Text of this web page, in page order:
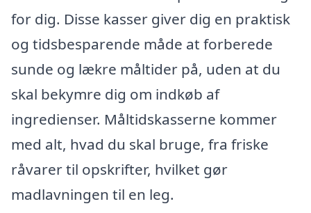
for dig. Disse kasser giver dig en praktisk
og tidsbesparende måde at forberede
sunde og lækre måltider på, uden at du
skal bekymre dig om indkøb af
ingredienser. Måltidskasserne kommer
med alt, hvad du skal bruge, fra friske
råvarer til opskrifter, hvilket gør
madlavningen til en leg.